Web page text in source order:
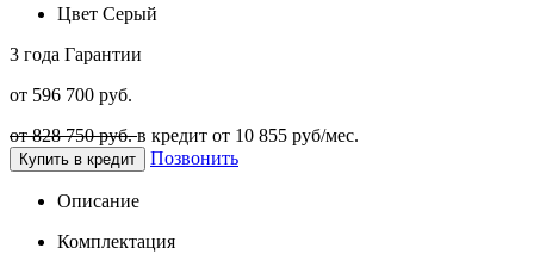
Цвет Серый
3 года Гарантии
от 596 700 руб.
от 828 750 руб.в кредит от 10 855 руб/мес.
Купить в кредит Позвонить
Описание
Комплектация